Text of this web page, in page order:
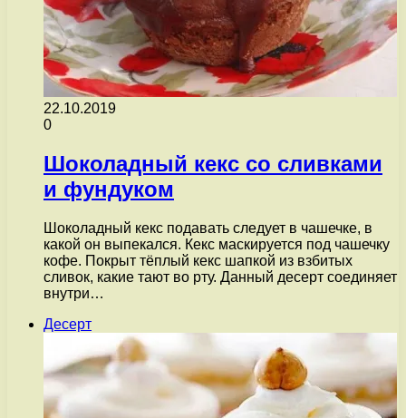
22.10.2019
0
Шоколадный кекс со сливками
и фундуком
Шоколадный кекс подавать следует в чашечке, в
какой он выпекался. Кекс маскируется под чашечку
кофе. Покрыт тёплый кекс шапкой из взбитых
сливок, какие тают во рту. Данный десерт соединяет
внутри…
Десерт